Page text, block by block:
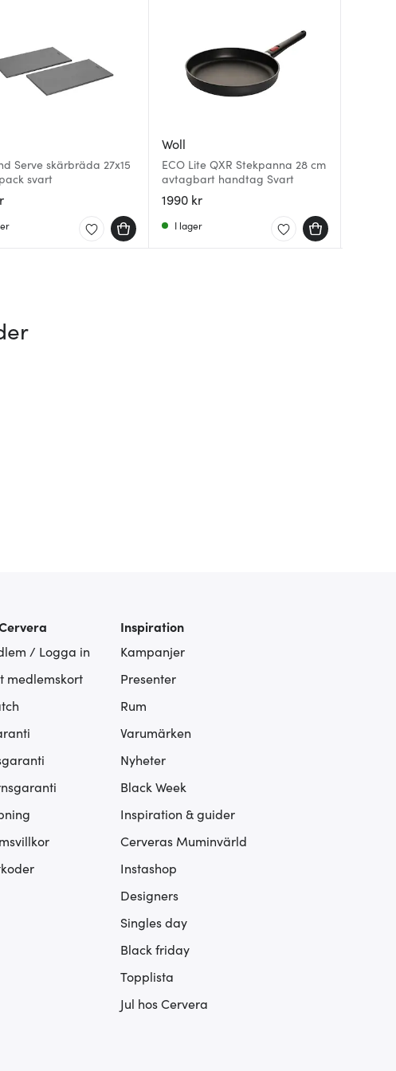
Serve skärbräda 27x15
svart
Woll
ECO Lite QXR Stekpanna 28 cm
avtagbart handtag Svart
1990 kr
I lager
/ Logga in
medlemskort
Inspiration
Kampanjer
Presenter
Rum
Varumärken
Nyheter
Black Week
Inspiration & guider
Cerveras Muminvärld
Instashop
Designers
Singles day
Black friday
Topplista
Jul hos Cervera